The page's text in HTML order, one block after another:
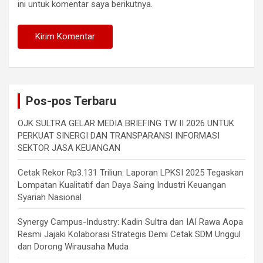
ini untuk komentar saya berikutnya.
Pos-pos Terbaru
OJK SULTRA GELAR MEDIA BRIEFING TW II 2026 UNTUK
PERKUAT SINERGI DAN TRANSPARANSI INFORMASI
SEKTOR JASA KEUANGAN
Cetak Rekor Rp3.131 Triliun: Laporan LPKSI 2025 Tegaskan
Lompatan Kualitatif dan Daya Saing Industri Keuangan
Syariah Nasional
Synergy Campus-Industry: Kadin Sultra dan IAI Rawa Aopa
Resmi Jajaki Kolaborasi Strategis Demi Cetak SDM Unggul
dan Dorong Wirausaha Muda